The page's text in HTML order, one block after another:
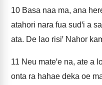
10 Basa naa ma, ana
atahori nara fua sudꞌi a
ata. De lao risiꞌ Nahor
11 Neu mateꞌe na, ate a
onta ra hahae deka oe